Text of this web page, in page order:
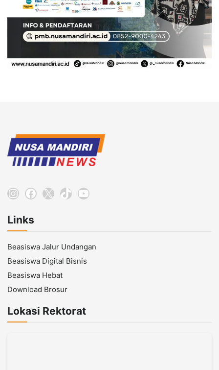
Instagram
Facebook
X TikTokYouTube
Links
Beasiswa Jalur Undangan
Beasiswa Digital Bisnis
Beasiswa Hebat
Download Brosur
Lokasi Rektorat